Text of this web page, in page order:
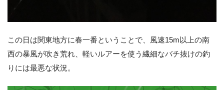
この日は関東地方に春一番ということで、風速15m以上の南
西の暴風が吹き荒れ、軽いルアーを使う繊細なバチ抜けの釣
りには最悪な状況。